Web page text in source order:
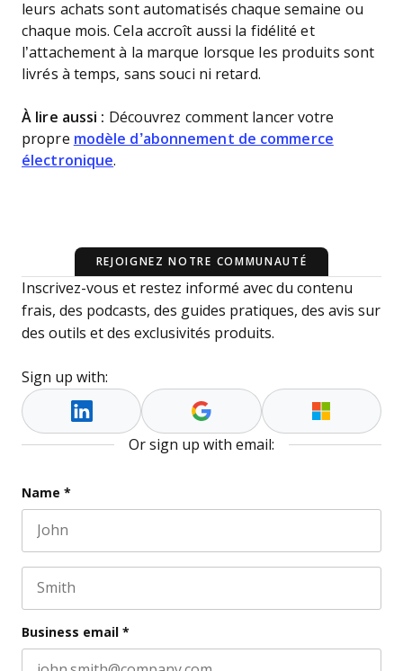
leurs achats sont automatisés chaque semaine ou
chaque mois. Cela accroît aussi la fidélité et
l’attachement à la marque lorsque les produits sont
livrés à temps, sans souci ni retard.
À lire aussi : Découvrez comment lancer votre
propre modèle d’abonnement de commerce
électronique.
REJOIGNEZ NOTRE COMMUNAUTÉ
Inscrivez-vous et restez informé avec du contenu
frais, des podcasts, des guides pratiques, des avis sur
des outils et des exclusivités produits.
Sign up with:
Or sign up with email:
Facebook
This field is for validation purposes and should be
Name *
Business email *